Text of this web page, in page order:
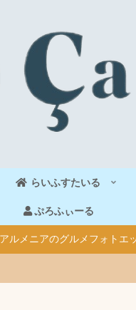
らいふすたいる
ぷろふぃーる
ルメニアのグルメフォト